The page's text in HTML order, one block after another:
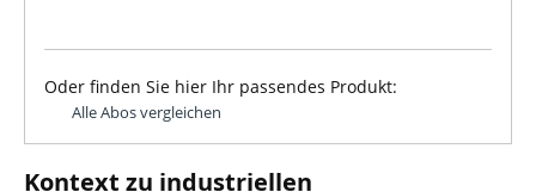
Oder finden Sie hier Ihr passendes Produkt:
Alle Abos vergleichen
Kontext zu industriellen